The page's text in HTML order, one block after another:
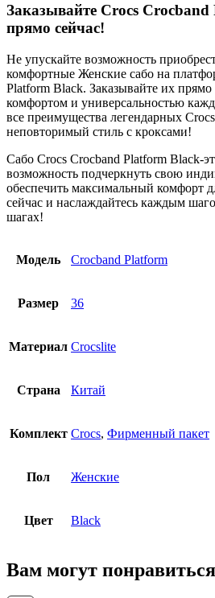
Заказывайте Crocs
прямо сейчас!
Не упускайте возможность
комфортные Женские сабо на
Platform Black. Заказывайте их прямо
комфортом и универсальностью
все преимущества легендарных
неповторимый стиль с кроксами!
Сабо Crocs Crocband Platform Black-
возможность подчеркнуть свою
обеспечить максимальный комфорт
сейчас и наслаждайтесь каждым
шагах!
Модель Crocband Platform
Размер 36
Материал Crocslite
Страна Китай
Комплект Crocs, Фирменный пакет
Пол Женские
Цвет Black
Вам могут понравиться